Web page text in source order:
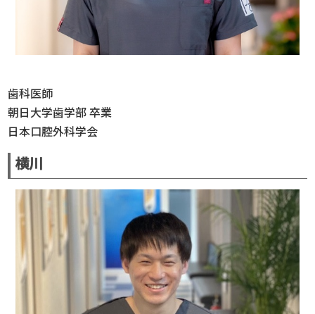
歯科医師
朝日大学歯学部 卒業
日本口腔外科学会
横川